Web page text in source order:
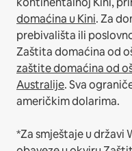
domaćina u Kini.Za
prebivališta ili
Zaštita domaćina od
zaštite domaćina od
Australije. Sva
američkim dolarima.
*Za smještaje u državi